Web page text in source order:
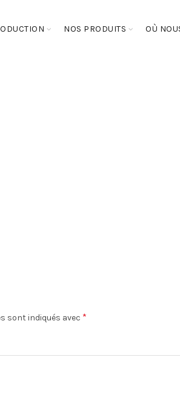
NOS PRODUITS OÙ
sont indiqués avec *